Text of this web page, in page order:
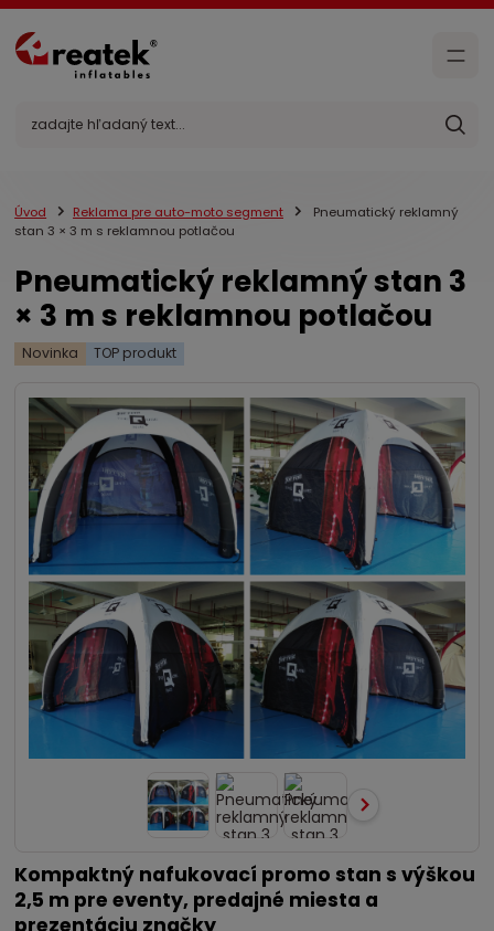
Úvod Reklama pre auto-moto segment
Pneumatický reklamný
stan 3 × 3 m s reklamnou potlačou
Pneumatický reklamný stan 3
× 3 m s reklamnou potlačou
Novinka TOP produkt
Kompaktný nafukovací promo stan s výškou
2,5 m pre eventy, predajné miesta a
prezentáciu značky